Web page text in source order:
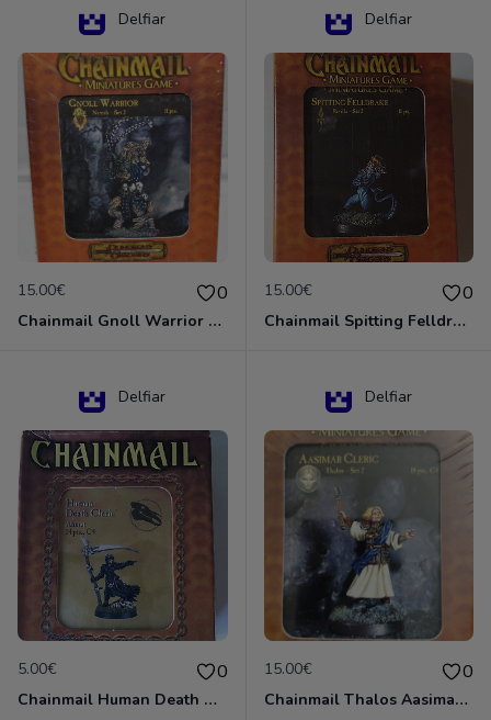
Delfiar
15.00€ 0
Chainmail Gnoll Warrior Dungeons & Dragons
Delfiar
15.00€ 0
Chainmail Spitting Felldrake
Delfiar
5.00€ 0
Chainmail Human Death Cleric
Delfiar
15.00€ 0
Chainmail Thalos Aasimar Cleric